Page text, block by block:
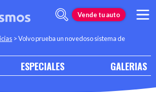
Vende tu auto
>Volvo prueba un novedoso sistema de
ESPECIALES GALERIAS